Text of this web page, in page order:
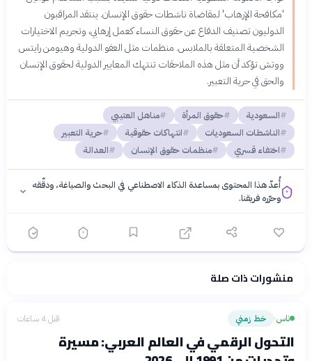
'مكافحة الإرهاب' لمقاضاة ناشطات حقوق الإنسان. ينتقد المراقبون
الدوليون تصنيف الدفاع عن حقوق النساء كعمل إرهابي، وتجريم الاختيارات
الشخصية المتعلقة بالملابس. منظمات مثل العفو الدولية وهيومن رايتس
ووتش تؤكد أن مثل هذه الملاحقات تنتهك المعايير الدولية لحقوق الإنسان
والحق في حرية التعبير.
السعودية حقوق المرأة
مناهل العتيبي
الناشطات السعوديات
انتهاكات حقوقية
حرية التعبير
اختفاء قسري
منظمات حقوق الإنسان العدالة
أُعدّ هذا المحتوى بمساعدة الذكاء الاصطناعي في البحث والصياغة، ودقّقه
وحرّره فريقنا.
فلسفتنا المعرفية· سياسة الذكاء الاصطناعيمنشورات ذات صلة
ناس› خط زمني قبل 4 ساعات
التحول الرقمي في العالم العربي: مسيرة